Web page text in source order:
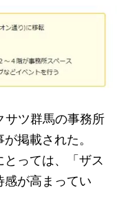
サツ群馬の事務所
掲載された。
っては、「ザス
が高まってい